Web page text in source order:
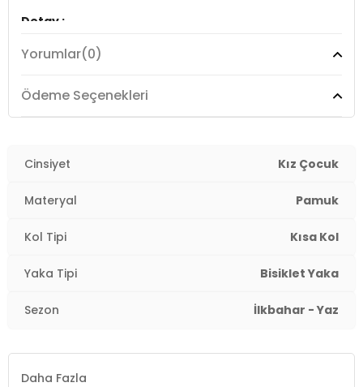
Detay :
-Elastik bel ve paçalar
Yorumlar(0)
Ödeme Seçenekleri
Cinsiyet Kız Çocuk
Materyal Pamuk
Kol Tipi Kısa Kol
Yaka Tipi Bisiklet Yaka
Sezon İlkbahar - Yaz
Daha Fazla